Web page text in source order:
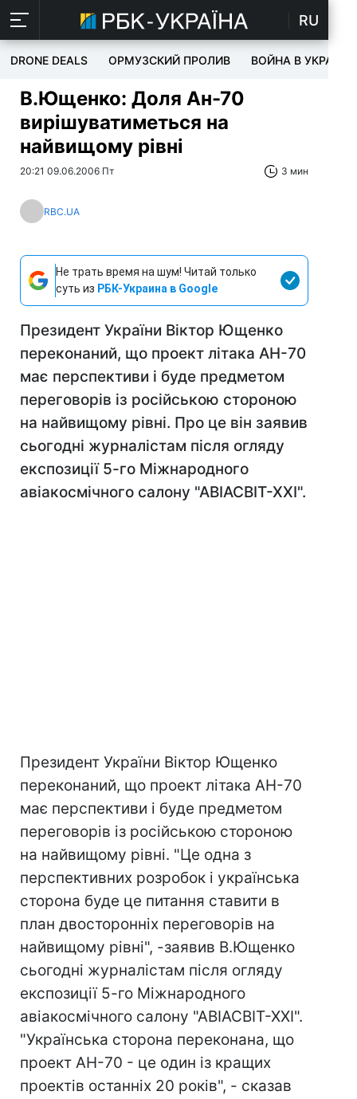
RU
DRONE DEALS ОРМУЗСКИЙ ПРОЛИВ ВОЙНА В УКРАИНЕ
В.Ющенко: Доля Ан-70
вирішуватиметься на
найвищому рівні
20:21 09.06.2006 Пт 3 мин
RBC.UA
Не трать время на шум! Читай только
суть из РБК-Украина в Google
Президент України Віктор Ющенко
переконаний, що проект літака АН-70
має перспективи і буде предметом
переговорів із російською стороною
на найвищому рівні. Про це він заявив
сьогодні журналістам після огляду
експозиції 5-го Міжнародного
авіакосмічного салону "АВІАСВІТ-ХХІ".
Президент України Віктор Ющенко
переконаний, що проект літака АН-70
має перспективи і буде предметом
переговорів із російською стороною
на найвищому рівні. "Це одна з
перспективних розробок і українська
сторона буде це питання ставити в
план двосторонніх переговорів на
найвищому рівні", -заявив В.Ющенко
сьогодні журналістам після огляду
експозиції 5-го Міжнародного
авіакосмічного салону "АВІАСВІТ-ХХІ".
"Українська сторона переконана, що
проект АН-70 - це один із кращих
проектів останніх 20 років", - сказав